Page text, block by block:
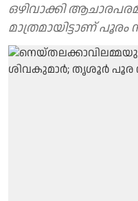
ഒഴിവാക്കി
മാത്രമായിട്ടാണ്